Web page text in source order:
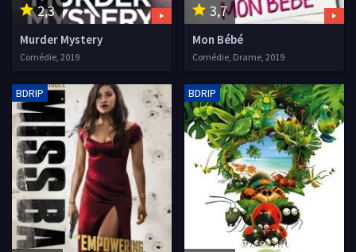
2,3
Murder Mystery
Comédie, 2019
3,7
Mon Bébé
Comédie, Drame, 2019
BDRIP BDRIP